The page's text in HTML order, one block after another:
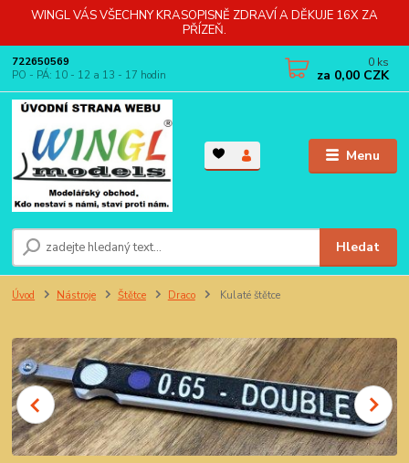
WINGL VÁS VŠECHNY KRASOPISNĚ ZDRAVÍ A DĚKUJE 16X ZA
PŘÍZEŇ.
Menu
Hledat
722650569
PO - PÁ: 10 - 12 a 13 - 17 hodin
0 ks
za 0,00 CZK
Úvod Nástroje Štětce Draco Kulaté štětce